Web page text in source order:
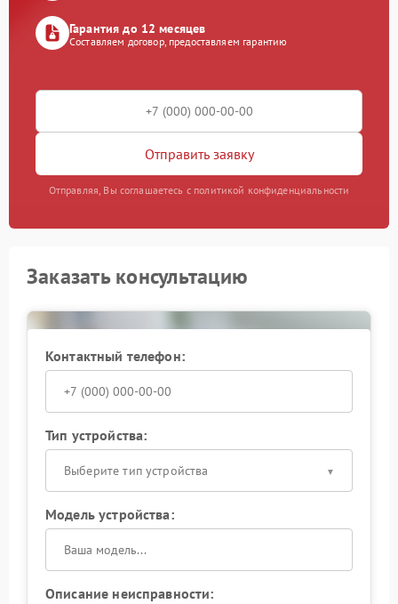
Гарантия до 12 месяцев
Составляем договор, предоставляем гарантию
Отправить заявку
Отправляя, Вы соглашаетесь с политикой конфиденциальности
Заказать консультацию
Контактный телефон:
Тип устройства:
Выберите тип устройства
Модель устройства:
Описание неисправности: